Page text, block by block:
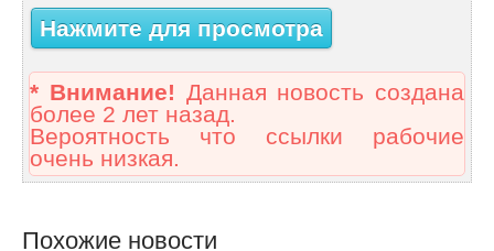
Нажмите для просмотра
* Внимание! Данная новость создана
более 2 лет назад.
Вероятность что ссылки рабочие
очень низкая.
Похожие новости